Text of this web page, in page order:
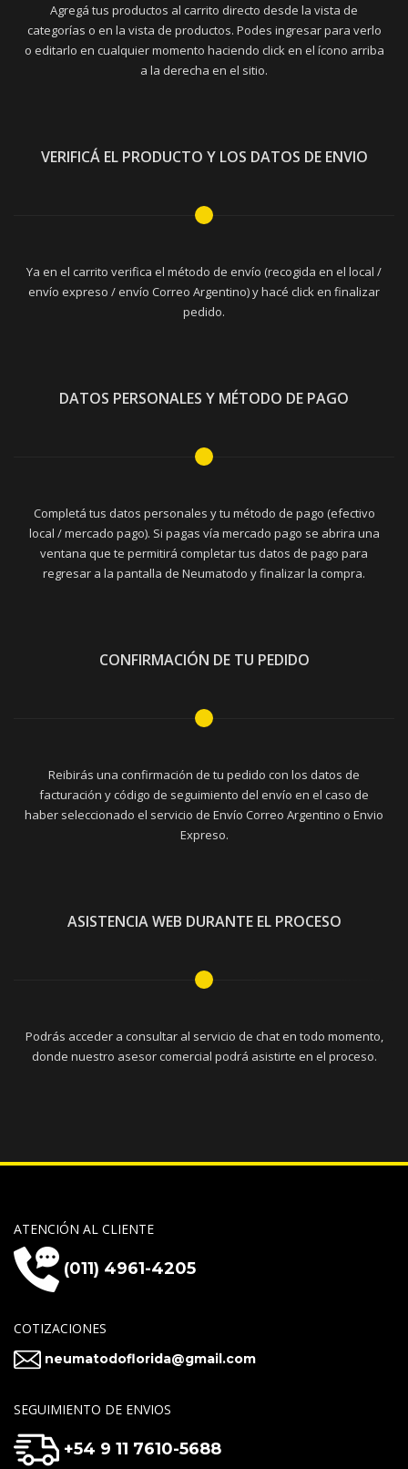
Agregá tus productos al carrito directo desde la vista de
categorías o en la vista de productos. Podes ingresar para verlo
o editarlo en cualquier momento haciendo click en el ícono arriba
a la derecha en el sitio.
VERIFICÁ EL PRODUCTO Y LOS DATOS DE ENVIO
Ya en el carrito verifica el método de envío (recogida en el local /
envío expreso / envío Correo Argentino) y hacé click en finalizar
pedido.
DATOS PERSONALES Y MÉTODO DE PAGO
Completá tus datos personales y tu método de pago (efectivo
local / mercado pago). Si pagas vía mercado pago se abrira una
ventana que te permitirá completar tus datos de pago para
regresar a la pantalla de Neumatodo y finalizar la compra.
CONFIRMACIÓN DE TU PEDIDO
Reibirás una confirmación de tu pedido con los datos de
facturación y código de seguimiento del envío en el caso de
haber seleccionado el servicio de Envío Correo Argentino o Envio
Expreso.
ASISTENCIA WEB DURANTE EL PROCESO
Podrás acceder a consultar al servicio de chat en todo momento,
donde nuestro asesor comercial podrá asistirte en el proceso.
ATENCIÓN AL CLIENTE
(011) 4961-4205
COTIZACIONES
neumatodoflorida@gmail.com
SEGUIMIENTO DE ENVIOS
+54 9 11 7610-5688